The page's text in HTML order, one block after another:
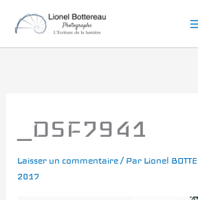
_DSF7941
Laisser un commentaire / Par Lionel
2017